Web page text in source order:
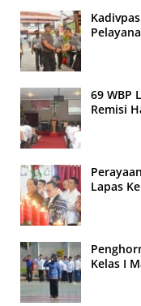
69 WBP
Remisi
Lapas
Kelas I